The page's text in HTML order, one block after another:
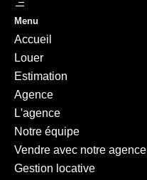
Menu
Accueil
Louer
Estimation
Agence
L'agence
Notre équipe
Vendre avec notre agence
Gestion locative